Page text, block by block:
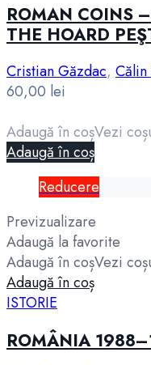
ROMAN COINS
THE HOARD
Cristian Găzdac,
60,00 lei
Adaugă în coșVezi
Adaugă în coș
Reducere
Previzualizare
Adaugă la favorite
Adaugă în coșVezi
Adaugă în coș
ISTORIE
ROMÂNIA